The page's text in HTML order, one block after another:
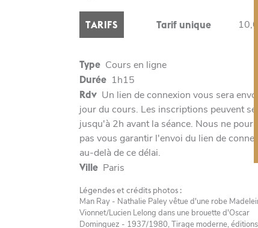
TARIFS Tarif unique
Type Cours en ligne
Durée 1h15
Rdv Un lien de connexion vous sera
jour du cours. Les inscriptions peuvent se
jusqu'à 2h avant la séance. Nous ne
pas vous garantir l'envoi du lien de
au-delà de ce délai.
Ville Paris
Légendes et crédits photos :
Man Ray - Nathalie Paley vêtue d'une robe
Vionnet/Lucien Lelong dans une brouette d'Oscar
Dominguez - 1937/1980, Tirage moderne,